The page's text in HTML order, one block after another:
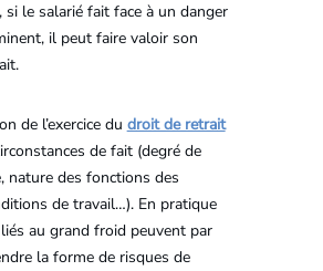
si le salarié fait face à un danger
il peut faire valoir son
de l’exercice du droit de retrait
de fait (degré de
nature des fonctions des
de travail…). En pratique
au grand froid peuvent par
la forme de risques de